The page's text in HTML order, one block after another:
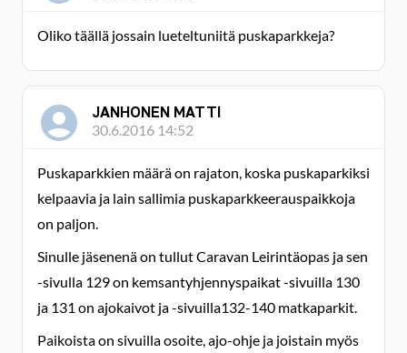
Oliko täällä jossain lueteltuniitä puskaparkkeja?
JANHONEN MATTI
30.6.2016 14:52
Puskaparkkien määrä on rajaton, koska puskaparkiksi
kelpaavia ja lain sallimia puskaparkkeerauspaikkoja
on paljon.
Sinulle jäsenenä on tullut Caravan Leirintäopas ja sen
-sivulla 129 on kemsantyhjennyspaikat -sivuilla 130
ja 131 on ajokaivot ja -sivuilla132-140 matkaparkit.
Paikoista on sivuilla osoite, ajo-ohje ja joistain myös